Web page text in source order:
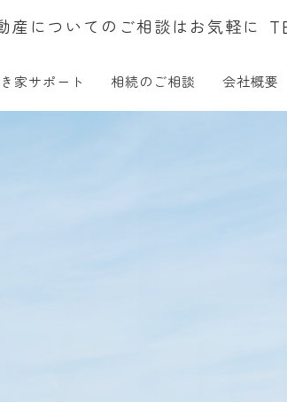
産についてのご相談はお気軽に
家サポート 相続のご相談 会社概要